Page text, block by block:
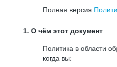
Полная версия
1. О чём этот документ
Политика в области
когда вы: